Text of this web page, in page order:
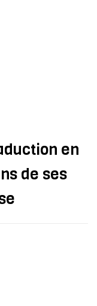
en
de ses